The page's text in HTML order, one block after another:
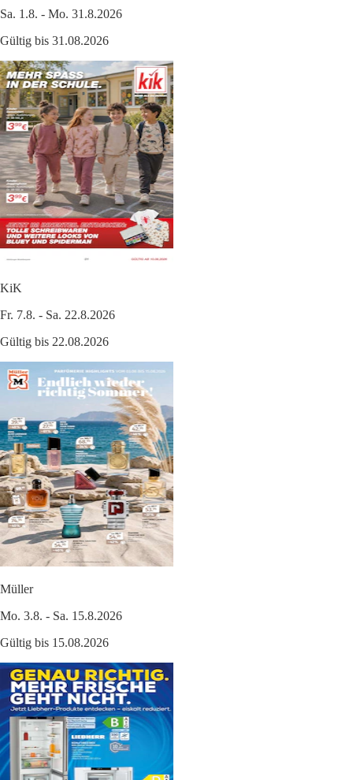
Sa. 1.8. - Mo. 31.8.2026
Gültig bis 31.08.2026
KiK
Fr. 7.8. - Sa. 22.8.2026
Gültig bis 22.08.2026
Müller
Mo. 3.8. - Sa. 15.8.2026
Gültig bis 15.08.2026